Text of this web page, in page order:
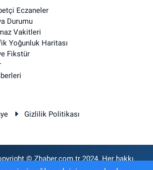
Eczaneler
Durumu
Vakitleri
Yoğunluk Haritası
Fikstür
Gizlilik Politikası
© Zhaber.com.tr 2024. Her hakkı